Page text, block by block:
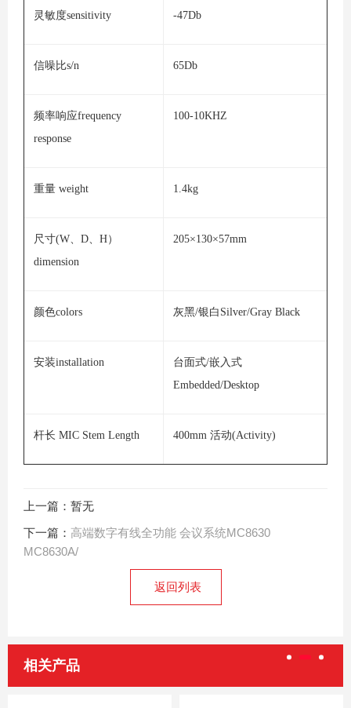
灵敏度sensitivity -47Db
信噪比s/n 65Db
频率响应frequency
response
100-10KHZ
重量 weight 1.4kg
尺寸(W、D、H）
dimension
205×130×57mm
颜色colors 灰黑/银白Silver/Gray Black
安装installation
台面式/嵌入式
Embedded/Desktop
杆长 MIC Stem Length 400mm 活动(Activity)
上一篇：暂无
下一篇： 高端数字有线全功能 会议系统MC8630
MC8630A/
返回列表
相关产品